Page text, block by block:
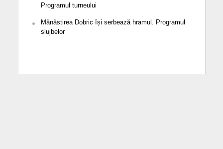
Programul turneului
Mănăstirea Dobric își serbează hramul. Programul
slujbelor